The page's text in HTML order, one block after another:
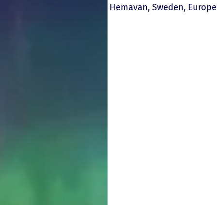
Hemavan, Sweden, Europe